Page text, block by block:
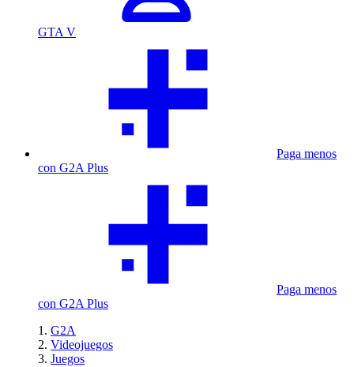
GTA V
Paga menos
con G2A Plus
Paga menos
con G2A Plus
G2A
Videojuegos
Juegos